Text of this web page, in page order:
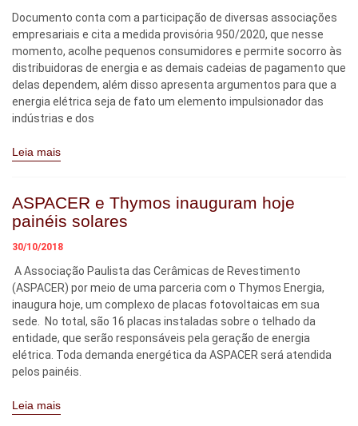
Documento conta com a participação de diversas associações
empresariais e cita a medida provisória 950/2020, que nesse
momento, acolhe pequenos consumidores e permite socorro às
distribuidoras de energia e as demais cadeias de pagamento que
delas dependem, além disso apresenta argumentos para que a
energia elétrica seja de fato um elemento impulsionador das
indústrias e dos
Leia mais
ASPACER e Thymos inauguram hoje
painéis solares
30/10/2018
A Associação Paulista das Cerâmicas de Revestimento
(ASPACER) por meio de uma parceria com o Thymos Energia,
inaugura hoje, um complexo de placas fotovoltaicas em sua
sede. No total, são 16 placas instaladas sobre o telhado da
entidade, que serão responsáveis pela geração de energia
elétrica. Toda demanda energética da ASPACER será atendida
pelos painéis.
Leia mais